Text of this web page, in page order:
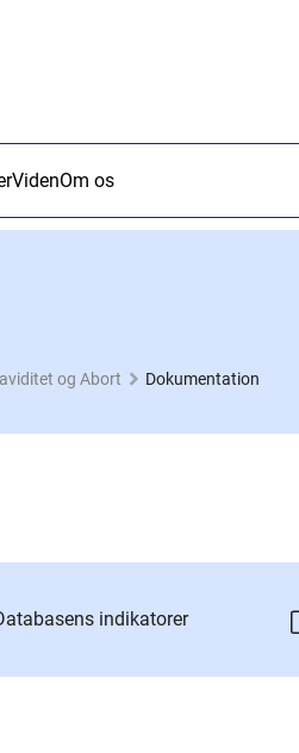
VidenOm os
og Abort Dokumentation
indikatorer